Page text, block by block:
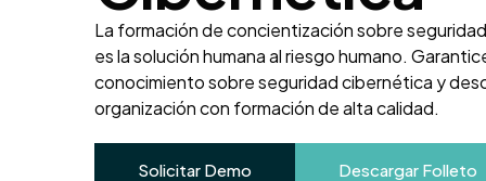
La formación de concientización sobre
es la solución humana al riesgo humano.
conocimiento sobre seguridad cibernética y
organización con formación de alta calidad.
Solicitar Demo Descargar Folleto